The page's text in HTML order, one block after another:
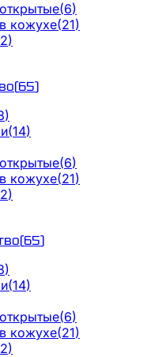
(6)
кожухе(21)
)
(65)
)
(14)
(6)
кожухе(21)
)
(65)
)
(14)
(6)
кожухе(21)
)